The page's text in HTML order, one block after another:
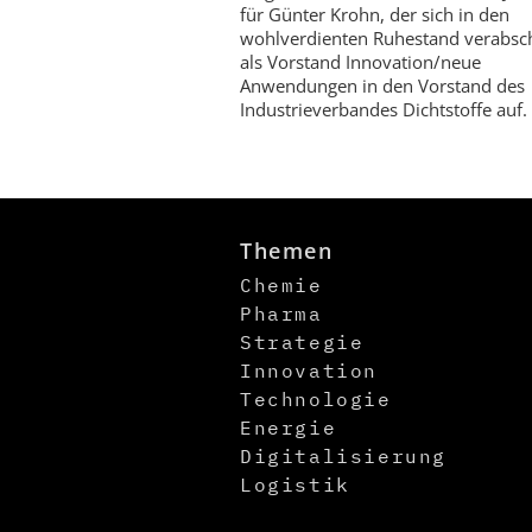
für Günter Krohn, der sich in den
wohlverdienten Ruhestand
als Vorstand Innovation/neue
Anwendungen in den Vorstand des
Industrieverbandes Dichtstoffe auf.
Themen
Chemie
Pharma
Strategie
Innovation
Technologie
Energie
Digitalisierung
Logistik